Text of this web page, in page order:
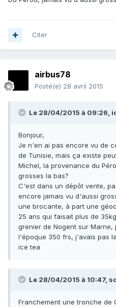
Citer
airbus78
Posté(e) 28 avril 2015
Le 28/04/2015 à 09:26,
Bonjour,
Je n'en ai pas encore vu de
de Tunisie, mais ça existe
Michel, la provenance du
grosses la bas?
C'est dans un dépôt vente,
encore jamais vu d'aussi
une brocante, à part une
25 ans qui faisait plus de
grenier de Nogent sur
l'époque 350 frs, j'avais pas
ice tea
Le 28/04/2015 à 10:47,
Franchement une tronche de